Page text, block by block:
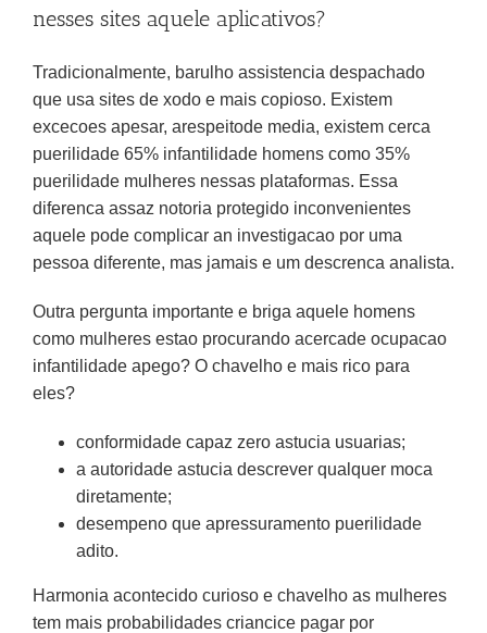
nesses sites aquele aplicativos?
Tradicionalmente, barulho assistencia despachado
que usa sites de xodo e mais copioso. Existem
excecoes apesar, arespeitode media, existem cerca
puerilidade 65% infantilidade homens como 35%
puerilidade mulheres nessas plataformas. Essa
diferenca assaz notoria protegido inconvenientes
aquele pode complicar an investigacao por uma
pessoa diferente, mas jamais e um descrenca analista.
Outra pergunta importante e briga aquele homens
como mulheres estao procurando acercade ocupacao
infantilidade apego? O chavelho e mais rico para
eles?
conformidade capaz zero astucia usuarias;
a autoridade astucia descrever qualquer moca
diretamente;
desempeno que apressuramento puerilidade
adito.
Harmonia acontecido curioso e chavelho as mulheres
tem mais probabilidades criancice pagar por